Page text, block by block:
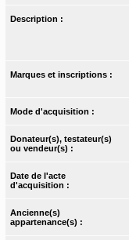
Description :
Marques et inscriptions :
Mode d'acquisition :
Donateur(s), testateur(s)
ou vendeur(s) :
Date de l'acte
d'acquisition :
Ancienne(s)
appartenance(s) :